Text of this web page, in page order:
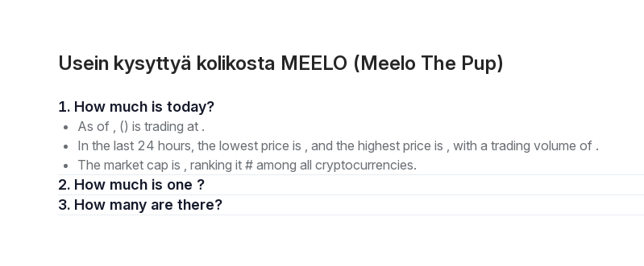
Usein kysyttyä kolikosta MEELO (Meelo The Pup)
1. How much is today?
As of , () is trading at .
In the last 24 hours, the lowest price is , and the highest price is , with a trading volume of .
The market cap is , ranking it # among all cryptocurrencies.
2. How much is one ?
3. How many are there?